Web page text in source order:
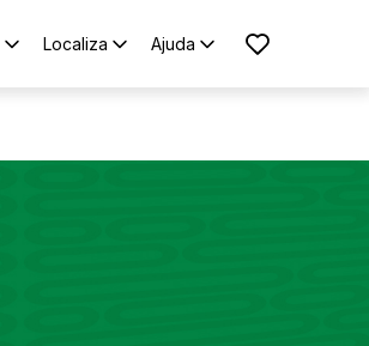
Localiza Ajuda